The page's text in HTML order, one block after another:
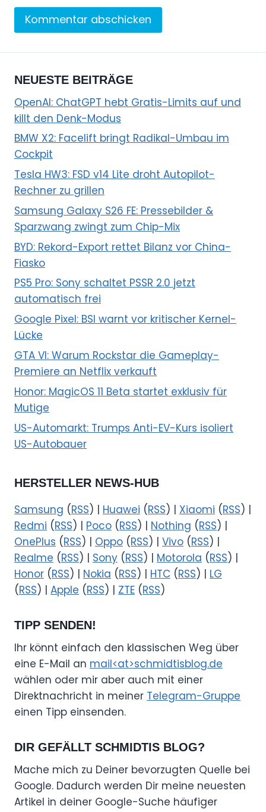
NEUESTE BEITRÄGE
OpenAI: ChatGPT hebt Gratis-Limits auf und
killt den Denk-Modus
BMW X2: Facelift bringt Radikal-Umbau im
Cockpit
Tesla HW3: FSD v14 Lite droht Autopilot-
Rechner zu grillen
Samsung Galaxy S26 FE: Pressebilder &
Sparzwang zwingt zum Chip-Mix
BYD: Rekord-Export rettet Bilanz vor China-
Fiasko
PS5 Pro: Sony schaltet PSSR 2.0 jetzt
automatisch frei
Google Pixel: BSI warnt vor kritischer Kernel-
Lücke
GTA VI: Warum Rockstar die Gameplay-
Premiere an Netflix verkauft
Honor: MagicOS 11 Beta startet exklusiv für
Mutige
US-Automarkt: Trumps Anti-EV-Kurs isoliert
US-Autobauer
HERSTELLER NEWS-HUB
Samsung (RSS) | Huawei (RSS) | Xiaomi (RSS) |
Redmi (RSS) | Poco (RSS) | Nothing (RSS) |
OnePlus (RSS) | Oppo (RSS) | Vivo (RSS) |
Realme (RSS) | Sony (RSS) | Motorola (RSS) |
Honor (RSS) | Nokia (RSS) | HTC (RSS) | LG
(RSS) | Apple (RSS) | ZTE (RSS)
TIPP SENDEN!
Ihr könnt einfach den klassischen Weg über
eine E-Mail an mail<at>schmidtisblog.de
wählen oder mir aber auch mit einer
Direktnachricht in meiner Telegram-Gruppe
einen Tipp einsenden.
DIR GEFÄLLT SCHMIDTIS BLOG?
Mache mich zu Deiner bevorzugten Quelle bei
Google. Dadurch werden Dir meine neuesten
Artikel in deiner Google-Suche häufiger